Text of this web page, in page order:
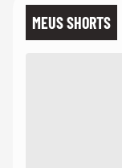
MEUS SHORTS